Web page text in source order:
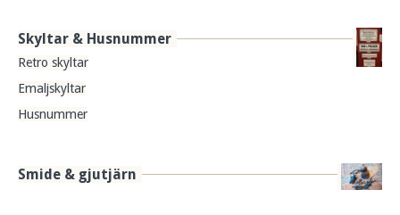
Skyltar & Husnummer
Retro skyltar
Emaljskyltar
Husnummer
Smide & gjutjärn